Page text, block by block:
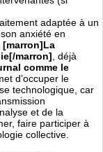
adaptée à un
anxiété en
[marron]La
marron], déjà
comme le
d’occuper le
technologique, car
et de la
faire participer à
collective.